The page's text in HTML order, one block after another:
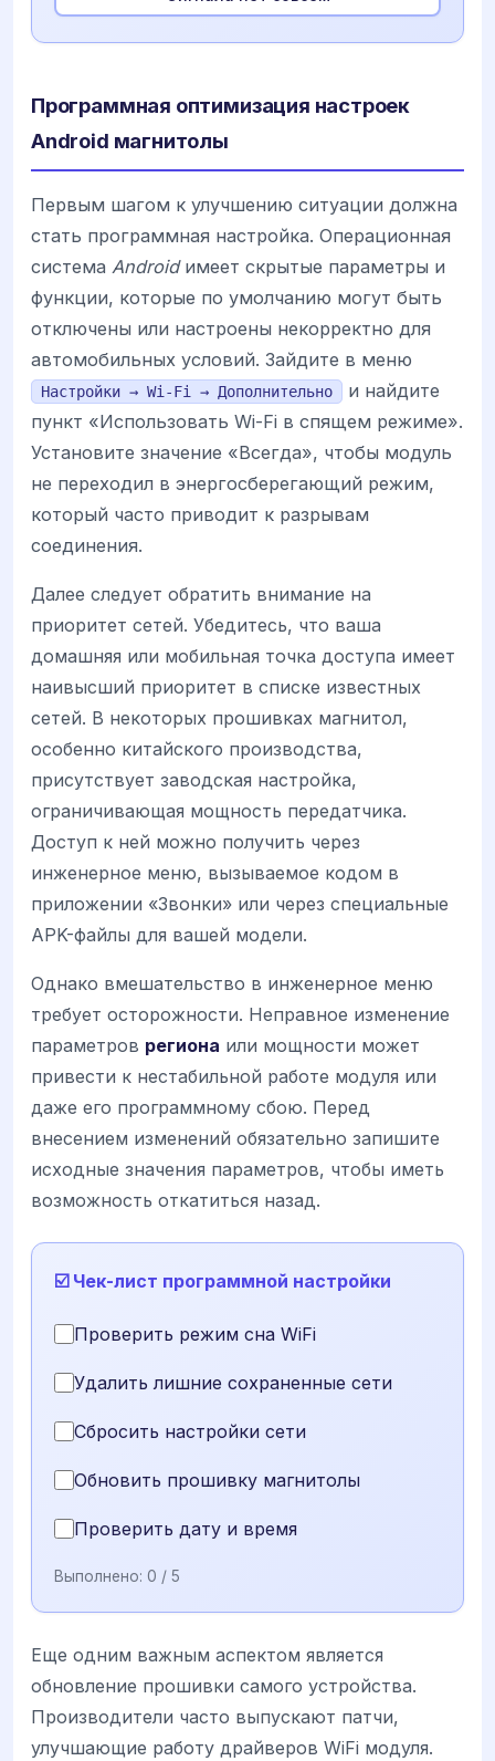
Программная оптимизация настроек
Android магнитолы
Первым шагом к улучшению ситуации должна
стать программная настройка. Операционная
система Androidимеет скрытые параметры и
функции, которые по умолчанию могут быть
отключены или настроены некорректно для
автомобильных условий. Зайдите в меню
Настройки → Wi-Fi → Дополнительно
и найдите
пункт «Использовать Wi-Fi в спящем режиме».
Установите значение «Всегда», чтобы модуль
не переходил в энергосберегающий режим,
который часто приводит к разрывам
соединения.
Далее следует обратить внимание на
приоритет сетей. Убедитесь, что ваша
домашняя или мобильная точка доступа имеет
наивысший приоритет в списке известных
сетей. В некоторых прошивках магнитол,
особенно китайского производства,
присутствует заводская настройка,
ограничивающая мощность передатчика.
Доступ к ней можно получить через
инженерное меню, вызываемое кодом в
приложении «Звонки» или через специальные
APK-файлы для вашей модели.
Однако вмешательство в инженерное меню
требует осторожности. Неправное изменение
параметров региона или мощности может
привести к нестабильной работе модуля или
даже его программному сбою. Перед
внесением изменений обязательно запишите
исходные значения параметров, чтобы иметь
возможность откатиться назад.
☑️ Чек-лист программной настройки
Проверить режим сна WiFi
Удалить лишние сохраненные сети
Сбросить настройки сети
Обновить прошивку магнитолы
Проверить дату и время
Выполнено: 0 / 5
Еще одним важным аспектом является
обновление прошивки самого устройства.
Производители часто выпускают патчи,
улучшающие работу драйверов WiFi модуля.